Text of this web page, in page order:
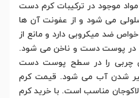
مواد موجود در ترکیبات کرم دست
می شود و از عفونت آن ها
ضد میکروبی دارد و مانع از
در پوست دست و ناخن می شود.
چربی را در سطح پوست دست
شدن آب می شود. قیمت کرم
مناسب است. با خرید کرم